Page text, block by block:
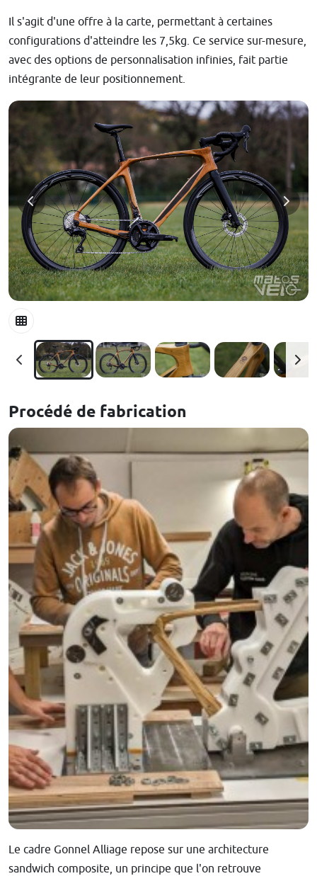
Il s'agit d'une offre à la carte, permettant à certaines
configurations d'atteindre les 7,5kg. Ce service sur-mesure,
avec des options de personnalisation infinies, fait partie
intégrante de leur positionnement.
Procédé de fabrication
Le cadre Gonnel Alliage repose sur une architecture
sandwich composite, un principe que l'on retrouve